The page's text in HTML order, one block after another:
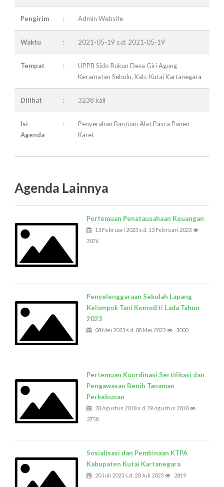
Pengirim : Admin Website
Waktu : 2021-05-19 s.d. 2021-05-19
Tempat :
UPPB Sido Rukun Desa Giri Agung
Kecamatan Sebulu, Kab. Kutai Kartanegara
Dilihat : 3238 kali
Isi
Agenda
:
Penyerahan Bantuan Alat Pasca Panen
Karet
Agenda Lainnya
Pertemuan Penatausahaan Keuangan
13 Februari 2023 s.d. 13 Februari 2023
3076
Penyelenggaraan Sekolah Lapang
Kelompok Tani Komoditi Lada Tahun
2023
08 Mei 2023 s.d. 08 Mei 2023 3000
Pertemuan Koordinasi Sertifikasi dan
Pengawasan Benih Tanaman
Perkebunan
28 Agustus 2018 s.d. 29 Agustus 2018
3758
Sosialisasi dan Pembinaan KTPA
Kabupaten Kutai Kartanegara
20 Juli 2023 s.d. 20 Juli 2023 2819